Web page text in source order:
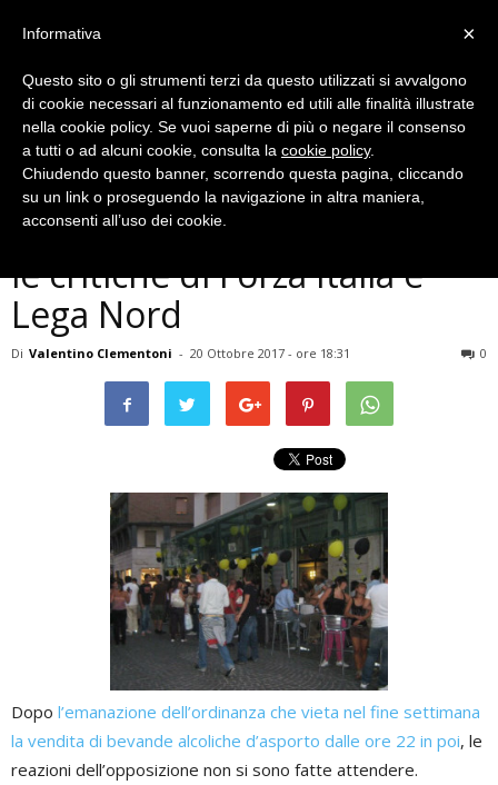
Politica
Terni, ordinanza anti-alcool,
le critiche di Forza Italia e
Lega Nord
Di Valentino Clementoni - 20 Ottobre 2017 - ore 18:31 0
Dopo l’emanazione dell’ordinanza che vieta nel fine settimana
la vendita di bevande alcoliche d’asporto dalle ore 22 in poi, le
reazioni dell’opposizione non si sono fatte attendere.
×
Informativa
Questo sito o gli strumenti terzi da questo utilizzati si avvalgono
di cookie necessari al funzionamento ed utili alle finalità illustrate
nella cookie policy. Se vuoi saperne di più o negare il consenso
a tutti o ad alcuni cookie, consulta la cookie policy.
Chiudendo questo banner, scorrendo questa pagina, cliccando
su un link o proseguendo la navigazione in altra maniera,
acconsenti all’uso dei cookie.